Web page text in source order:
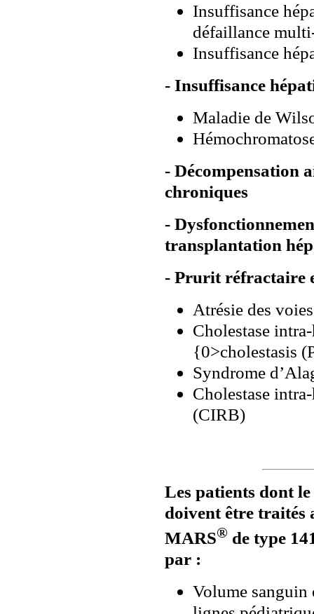
Insuffisance
défaillance
Insuffisance
- Insuffisance
Maladie de
- Décompensation
chroniques
-
transplantation
- Prurit réfractaire
Atrésie des
Cholestase
{0>cholestasis
Syndrome
Cholestase
(CIRB)
Les patients dont
doivent être traités
MARS® de type
par :
Volume